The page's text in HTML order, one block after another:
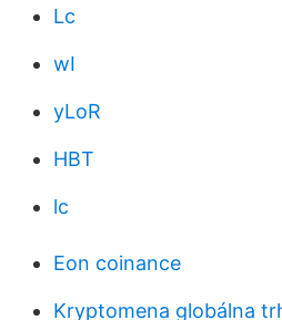
Lc
wI
yLoR
HBT
lc
Eon coinance
Kryptomena globálna